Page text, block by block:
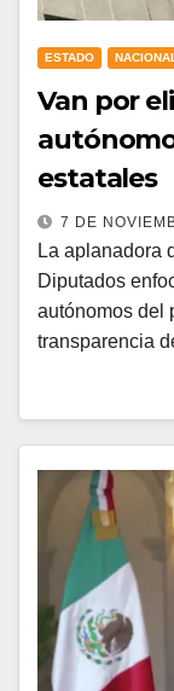
ESTADO
Van por
estatales
7 DE
La aplanadora
Diputados
autónomos del
transparencia